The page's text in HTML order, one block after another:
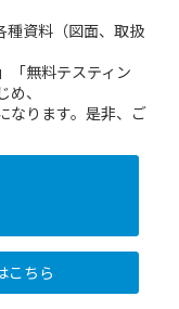
種資料（図面、取扱
「無料テスティン
、
なります。是非、ご
こちら